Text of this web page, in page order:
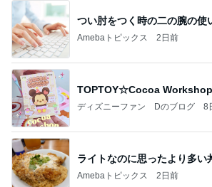
つい肘をつく時の二の腕の使
Amebaトピックス 2日前
TOPTOY☆Cocoa Workshop
ディズニーファン Dのブログ 8
ライトなのに思ったより多い
Amebaトピックス 2日前